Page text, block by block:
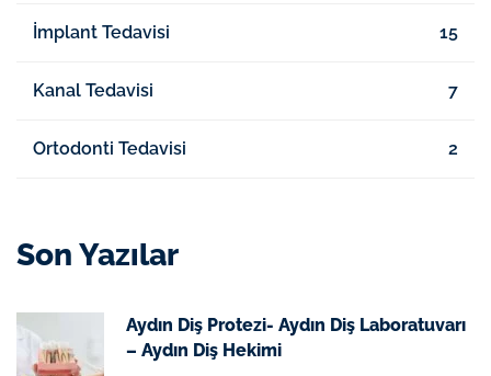
İmplant Tedavisi 15
Kanal Tedavisi 7
Ortodonti Tedavisi 2
Son Yazılar
Aydın Diş Protezi- Aydın Diş Laboratuvarı
– Aydın Diş Hekimi